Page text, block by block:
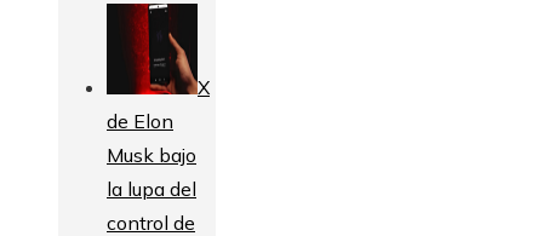
X
de Elon
Musk bajo
la lupa del
control de